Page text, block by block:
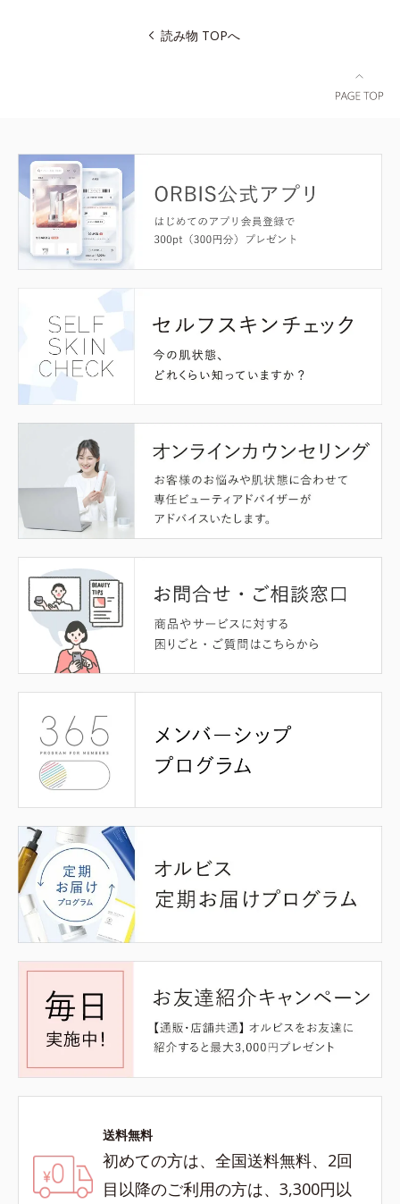
読み物 TOPへ
送料無料
初めての方は、全国送料無料、2回
目以降のご利用の方は、3,300円以